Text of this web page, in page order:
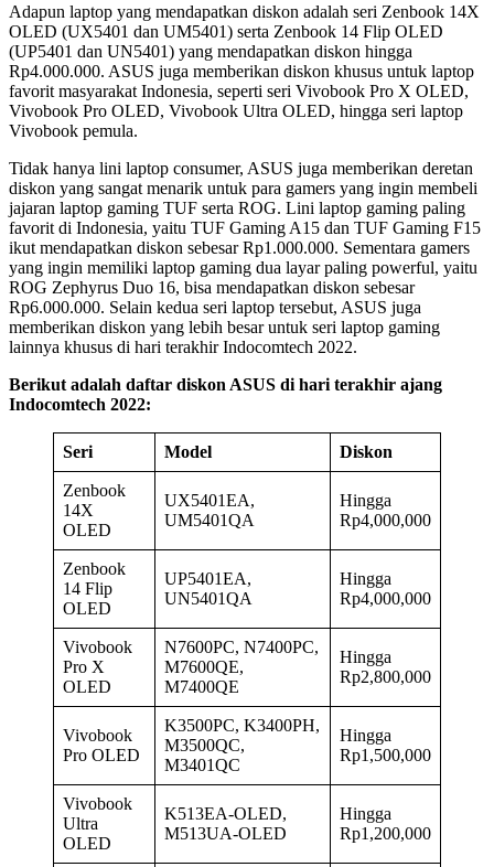
Adapun laptop yang mendapatkan diskon adalah seri Zenbook 14X
OLED (UX5401 dan UM5401) serta Zenbook 14 Flip OLED
(UP5401 dan UN5401) yang mendapatkan diskon hingga
Rp4.000.000. ASUS juga memberikan diskon khusus untuk laptop
favorit masyarakat Indonesia, seperti seri Vivobook Pro X OLED,
Vivobook Pro OLED, Vivobook Ultra OLED, hingga seri laptop
Vivobook pemula.
Tidak hanya lini laptop consumer, ASUS juga memberikan deretan
diskon yang sangat menarik untuk para gamers yang ingin membeli
jajaran laptop gaming TUF serta ROG. Lini laptop gaming paling
favorit di Indonesia, yaitu TUF Gaming A15 dan TUF Gaming F15
ikut mendapatkan diskon sebesar Rp1.000.000. Sementara gamers
yang ingin memiliki laptop gaming dua layar paling powerful, yaitu
ROG Zephyrus Duo 16, bisa mendapatkan diskon sebesar
Rp6.000.000. Selain kedua seri laptop tersebut, ASUS juga
memberikan diskon yang lebih besar untuk seri laptop gaming
lainnya khusus di hari terakhir Indocomtech 2022.
Berikut adalah daftar diskon ASUS di hari terakhir ajang
Indocomtech 2022:
Seri Model Diskon
Zenbook
14X
OLED
UX5401EA,
UM5401QA
Hingga
Rp4,000,000
Zenbook
14 Flip
OLED
UP5401EA,
UN5401QA
Hingga
Rp4,000,000
Vivobook
Pro X
OLED
N7600PC, N7400PC,
M7600QE,
M7400QE
Hingga
Rp2,800,000
Vivobook
Pro OLED
K3500PC, K3400PH,
M3500QC,
M3401QC
Hingga
Rp1,500,000
Vivobook
Ultra
OLED
K513EA-OLED,
M513UA-OLED
Hingga
Rp1,200,000